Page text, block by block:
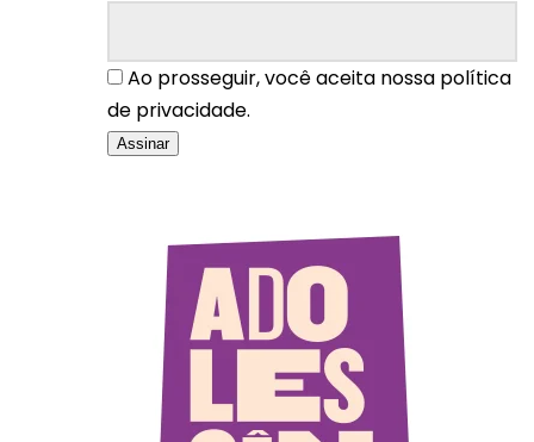
Ao prosseguir, você aceita nossa política
de privacidade.